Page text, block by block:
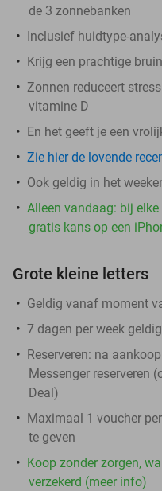
de 3 zonnebanken
Inclusief huidtype-
Krijg een prachtige
Zonnen reduceert
vitamine D
En het geeft je een
Zie hier de lovende
Ook geldig in het
Alleen vandaag: bij
gratis kans op een
Grote kleine letters
Geldig vanaf moment
7 dagen per week geldig
Reserveren: na
Messenger reserveren
Deal)
Maximaal 1 voucher
te geven
Koop zonder zorgen,
verzekerd (meer info)